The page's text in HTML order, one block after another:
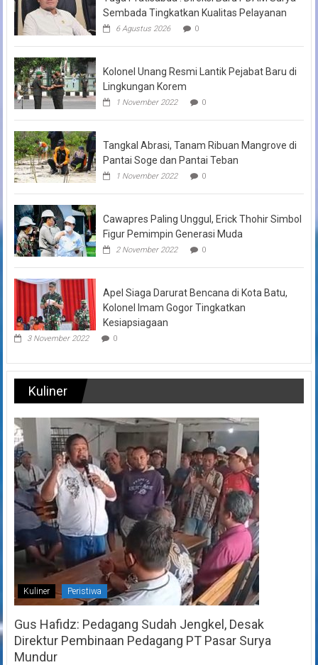
Sembada Tingkatkan Kualitas Pelayanan
6 Agustus 2026 0
Kolonel Unang Resmi Lantik Pejabat Baru di
Lingkungan Korem
1 November 2022 0
Tangkal Abrasi, Tanam Ribuan Mangrove di
Pantai Soge dan Pantai Teban
1 November 2022 0
Cawapres Paling Unggul, Erick Thohir Simbol
Figur Pemimpin Generasi Muda
2 November 2022 0
Apel Siaga Darurat Bencana di Kota Batu,
Kolonel Imam Gogor Tingkatkan
Kesiapsiagaan
3 November 2022 0
Kuliner
Kuliner Peristiwa
Gus Hafidz: Pedagang Sudah Jengkel, Desak
Direktur Pembinaan Pedagang PT Pasar Surya
Mundur